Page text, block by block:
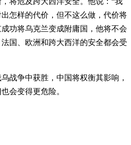
怎样的代价，但不这么做，代价将
功将乌克兰变成附庸国，他将不会
国、欧洲和跨大西洋的安全都会受
战争中获胜，中国将权衡其影响，
会变得更危险。